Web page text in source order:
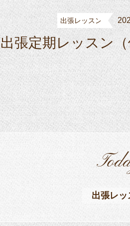
出張レッスン
出張定期レッスン
出張レッ